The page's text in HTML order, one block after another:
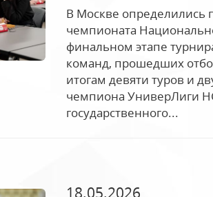
В Москве определились
чемпионата
финальном этапе
команд, прошедших
итогам девяти туров и
чемпиона УниверЛиги
государственного...
18.05.2026